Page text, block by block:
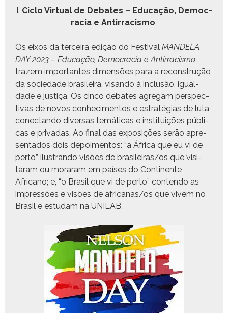
I. Ciclo Vir­tu­al de Debates – Edu­cação, Democ­
ra­cia e Antir­racis­mo
Os eixos da ter­ceira edição do Fes­ti­val MANDELA
DAY 2023 – Edu­cação, Democ­ra­cia e Antir­racis­mo
trazem impor­tantes dimen­sões para a recon­strução
da sociedade brasileira, visan­do à inclusão, igual­
dade e justiça. Os cin­co debates agregam per­spec­
ti­vas de novos con­hec­i­men­tos e estraté­gias de luta
conectan­do diver­sas temáti­cas e insti­tu­ições públi­
cas e pri­vadas. Ao final das exposições serão apre­
sen­ta­dos dois depoi­men­tos: “a África que eu vi de
per­to” ilus­tran­do visões de brasileiras/os que vis­i­
taram ou moraram em país­es do Con­ti­nente
Africano; e, “o Brasil que vi de per­to” con­tendo as
impressões e visões de africanas/os que vivem no
Brasil e estu­dam na UNILAB.